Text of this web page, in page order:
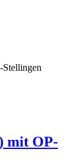
mit OP-